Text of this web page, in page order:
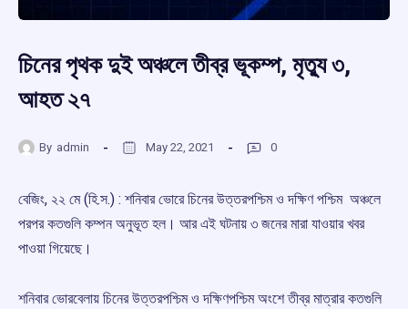
চিনের পৃথক দুই অঞ্চলে তীব্র ভূকম্প, মৃত্যু ৩,
আহত ২৭
By admin May 22, 2021 0
বেজিং, ২২ মে (হি.স.) : শনিবার ভোরে চিনের উত্তরপশ্চিম ও দক্ষিণ পশ্চিম অঞ্চলে
পরপর কতগুলি কম্পন অনুভূত হল। আর এই ঘটনায় ৩ জনের মারা যাওয়ার খবর
পাওয়া গিয়েছে।
শনিবার ভোরবেলায় চিনের উত্তরপশ্চিম ও দক্ষিণপশ্চিম অংশে তীব্র মাত্রার কতগুলি